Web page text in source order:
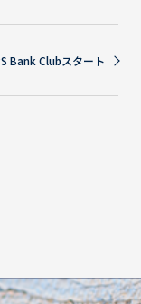
Bank Clubスタート